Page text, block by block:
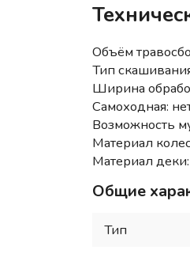
Объём
Тип
Ширина
Самоходная:
Возможность
Материал
Материал
Общие
Тип